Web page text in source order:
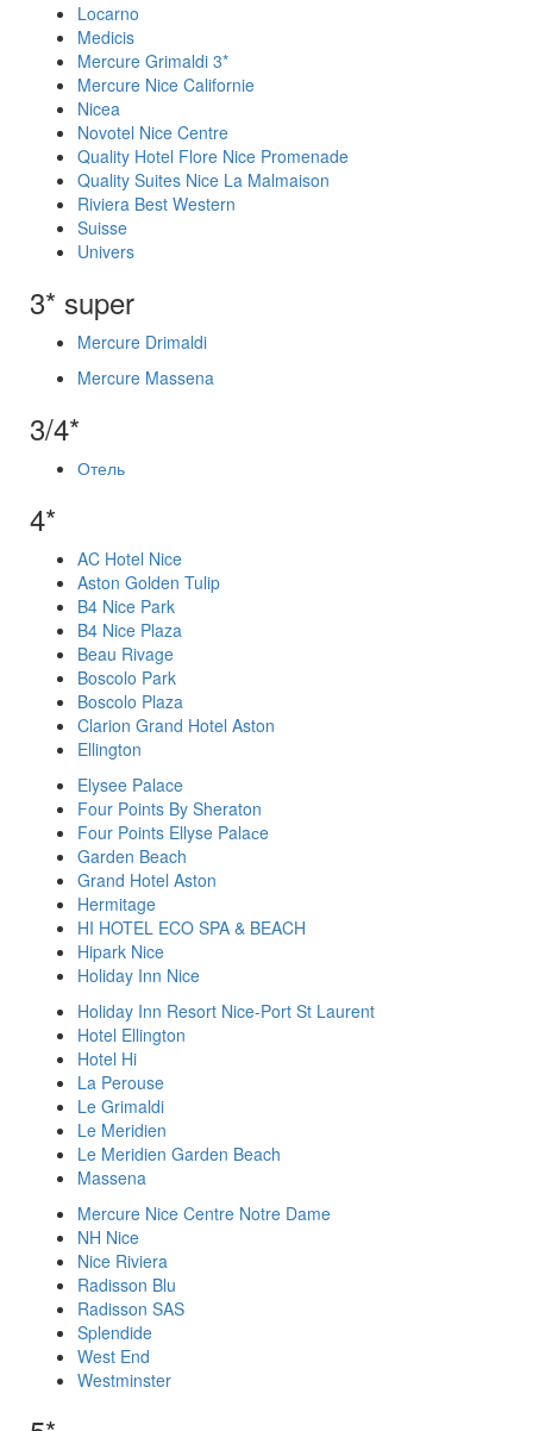
Locarno
Medicis
Mercure Grimaldi 3*
Mercure Nice Californie
Nicea
Novotel Nice Centre
Quality Hotel Flore Nice Promenade
Quality Suites Nice La Malmaison
Riviera Best Western
Suisse
Univers
3* super
Mercure Drimaldi
Mercure Massena
3/4*
Отель
4*
AC Hotel Nice
Aston Golden Tulip
B4 Nice Park
B4 Nice Plaza
Beau Rivage
Boscolo Park
Boscolo Plaza
Clarion Grand Hotel Aston
Ellington
Elysee Palace
Four Points By Sheraton
Four Points Ellyse Palaсe
Garden Beach
Grand Hotel Aston
Hermitage
HI HOTEL ECO SPA & BEACH
Hipark Nice
Holiday Inn Nice
Holiday Inn Resort Nice-Port St Laurent
Hotel Ellington
Hotel Hi
La Perouse
Le Grimaldi
Le Meridien
Le Meridien Garden Beach
Massena
Mercure Nice Centre Notre Dame
NH Nice
Nice Riviera
Radisson Blu
Radisson SAS
Splendide
West End
Westminster